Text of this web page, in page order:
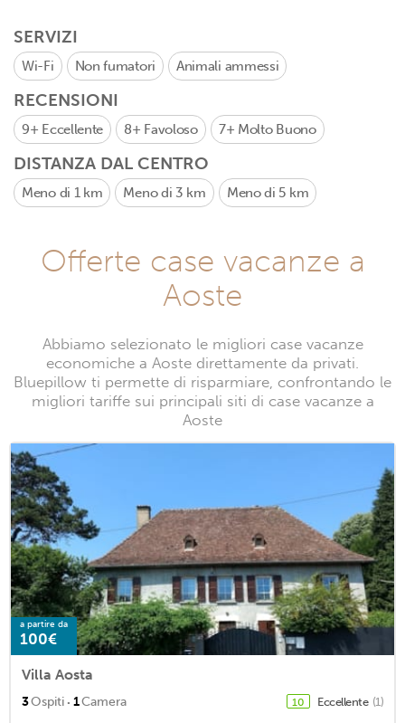
SERVIZI
Wi-Fi Non fumatori Animali ammessi
RECENSIONI
9+ Eccellente 8+ Favoloso 7+ Molto Buono
DISTANZA DAL CENTRO
Meno di 1 km Meno di 3 km Meno di 5 km
Offerte case vacanze a
Aoste
Abbiamo selezionato le migliori case vacanze
economiche a Aoste direttamente da privati.
Bluepillow ti permette di risparmiare, confrontando le
migliori tariffe sui principali siti di case vacanze a
Aoste
a partire da
100€
Villa Aosta
3Ospiti · 1Camera 10 Eccellente (1)